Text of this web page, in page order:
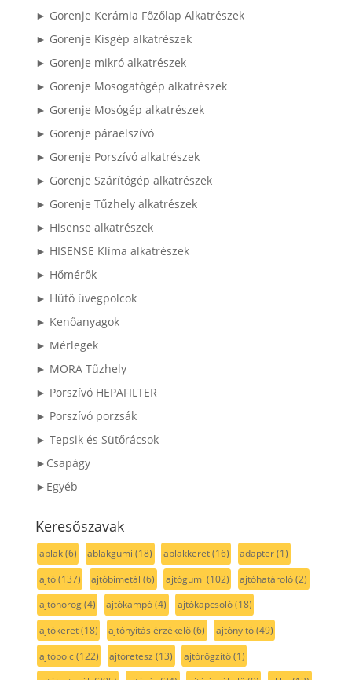
► Gorenje Kerámia Főzőlap Alkatrészek
► Gorenje Kisgép alkatrészek
► Gorenje mikró alkatrészek
► Gorenje Mosogatógép alkatrészek
► Gorenje Mosógép alkatrészek
► Gorenje páraelszívó
► Gorenje Porszívó alkatrészek
► Gorenje Szárítógép alkatrészek
► Gorenje Tűzhely alkatrészek
► Hisense alkatrészek
► HISENSE Klíma alkatrészek
► Hőmérők
► Hűtő üvegpolcok
► Kenőanyagok
► Mérlegek
► MORA Tűzhely
► Porszívó HEPAFILTER
► Porszívó porzsák
► Tepsik és Sütőrácsok
►Csapágy
►Egyéb
Keresőszavak
ablak(6) ablakgumi (18) ablakkeret(16) adapter(1)
ajtó(137) ajtóbimetál (6) ajtógumi (102) ajtóhatároló(2)
ajtóhorog(4) ajtókampó(4) ajtókapcsoló(18)
ajtókeret(18) ajtónyitás érzékelő(6) ajtónyitó(49)
ajtópolc(122) ajtóretesz (13) ajtórögzítő(1)